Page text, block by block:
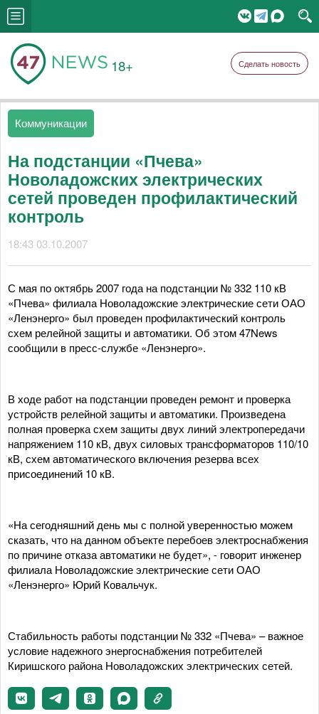
18+ Сделать новость
Коммуникации
На подстанции «Пчева»
Новоладожских электрических
сетей проведен профилактический
контроль
18:43 03.10.2007
С мая по октябрь 2007 года на подстанции № 332 110 кВ
«Пчева» филиала Новоладожские электрические сети ОАО
«Ленэнерго» был проведен профилактический контроль
схем релейной защиты и автоматики. Об этом 47News
сообщили в пресс-службе «Ленэнерго».
В ходе работ на подстанции проведен ремонт и проверка
устройств релейной защиты и автоматики. Произведена
полная проверка схем защиты двух линий электропередачи
напряжением 110 кВ, двух силовых трансформаторов 110/10
кВ, схем автоматического включения резерва всех
присоединений 10 кВ.
«На сегодняшний день мы с полной уверенностью можем
сказать, что на данном объекте перебоев электроснабжения
по причине отказа автоматики не будет», - говорит инженер
филиала Новоладожские электрические сети ОАО
«Ленэнерго» Юрий Ковальчук.
Стабильность работы подстанции № 332 «Пчева» – важное
условие надежного энергоснабжения потребителей
Киришского района Новоладожских электрических сетей.